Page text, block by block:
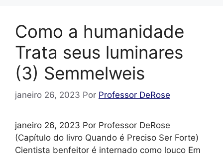
Como a humanidade
Trata seus luminares
(3) Semmelweis
janeiro 26, 2023 Por Professor DeRose
janeiro 26, 2023 Por Professor DeRose
(Capítulo do livro Quando é Preciso Ser Forte)
Cientista benfeitor é internado como louco Em